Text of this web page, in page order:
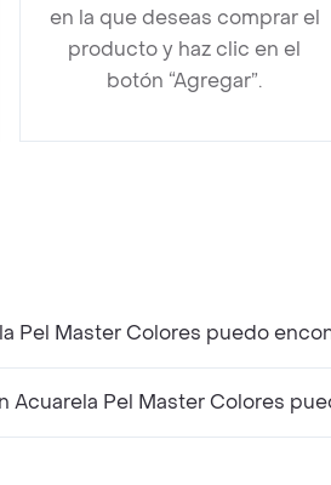
en la que deseas comprar el
producto y haz clic en el
botón “Agregar”.
Pel Master Colores puedo
Pel Master Colores